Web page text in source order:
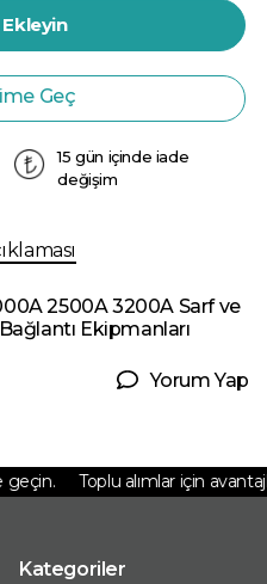
Geç
15 gün içinde iade
değişim
2500A 3200A Sarf ve
Ekipmanları
Yorum Yap
Toplu alımlar için
Kategoriler